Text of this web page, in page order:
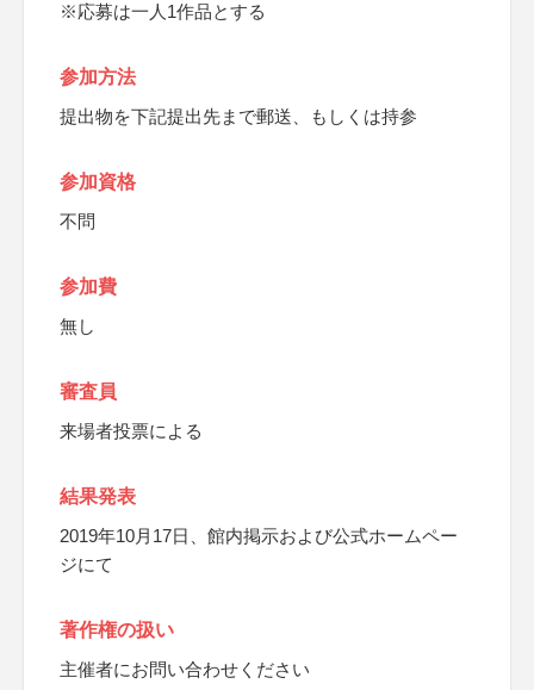
※応募は一人1作品とする
参加方法
提出物を下記提出先まで郵送、もしくは持参
参加資格
不問
参加費
無し
審査員
来場者投票による
結果発表
2019年10月17日、館内掲示および公式ホームペー
ジにて
著作権の扱い
主催者にお問い合わせください